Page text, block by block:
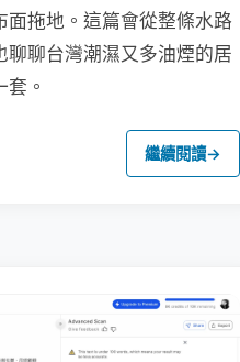
拖地。這篇會從整條水路
聊台灣潮濕又多油煙的居
。
繼續閱讀→